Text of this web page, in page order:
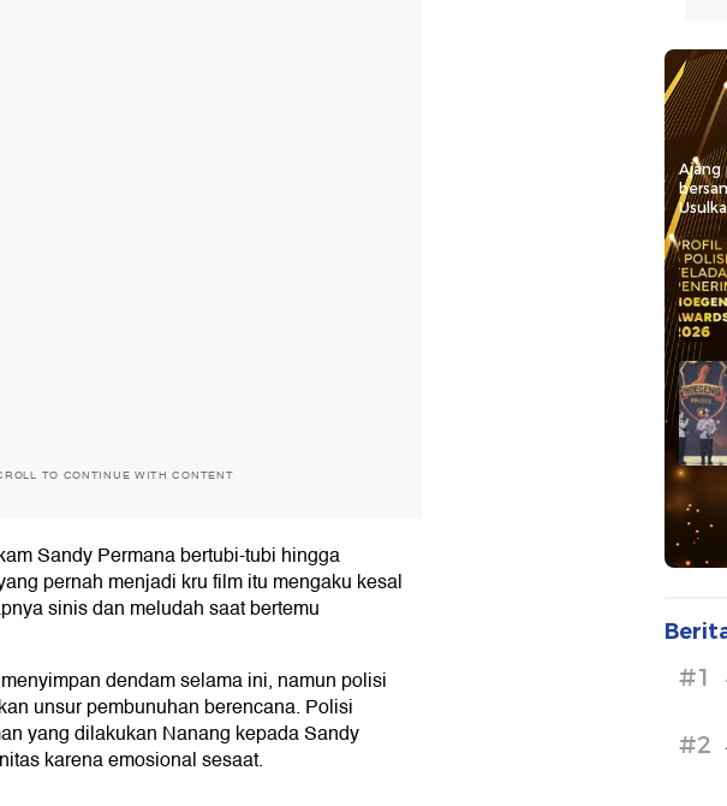
TO CONTINUE WITH CONTENT
Sandy Permana bertubi-tubi hingga
pernah menjadi kru film itu mengaku kesal
sinis dan meludah saat bertemu
dendam selama ini, namun polisi
unsur pembunuhan berencana. Polisi
yang dilakukan Nanang kepada Sandy
karena emosional sesaat.
Ajang
#1
#2